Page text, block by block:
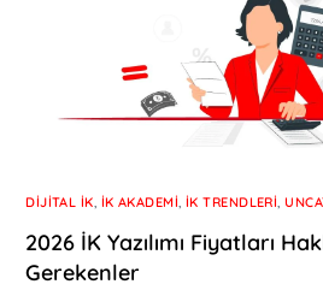
DIJITAL İK, İK AKADEMI, İK TRENDLERI,
2026 İK Yazılımı Fiyatları
Gerekenler